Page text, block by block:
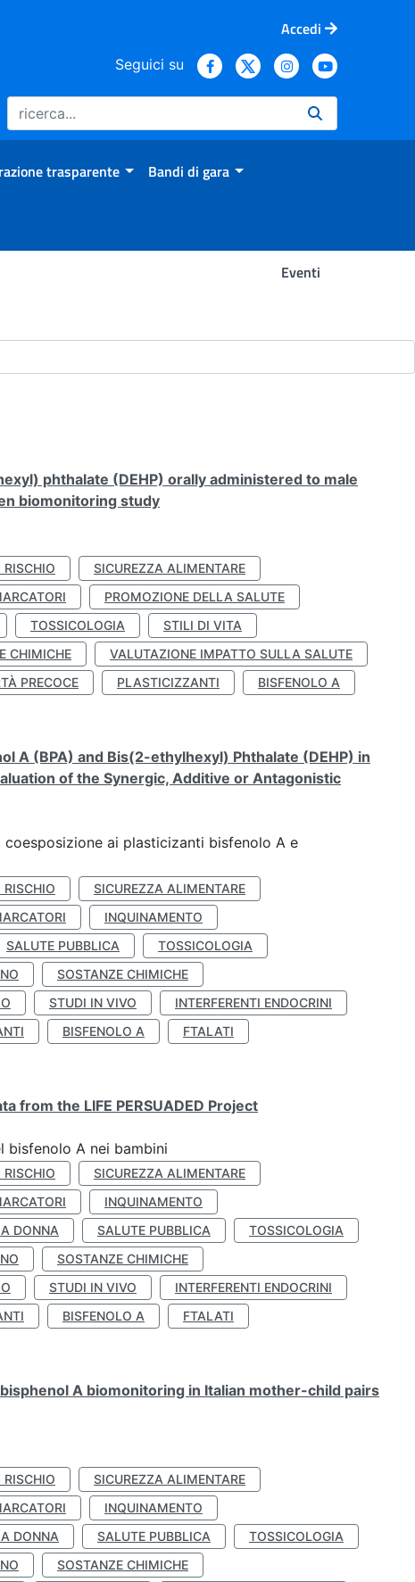
Accedi
Seguici su
trasparente Bandi di gara
Eventi
phthalate (DEHP) orally administered to male
biomonitoring study
RISCHIO
SICUREZZA ALIMENTARE
PROMOZIONE DELLA SALUTE
TOSSICOLOGIA
STILI DI VITA
CHIMICHE
VALUTAZIONE IMPATTO SULLA SALUTE
PRECOCE PLASTICIZZANTI
BISFENOLO A
A (BPA) and Bis(2-ethylhexyl) Phthalate (DEHP) in
of the Synergic, Additive or Antagonistic
ai plasticizanti bisfenolo A e
RISCHIO
SICUREZZA ALIMENTARE
INQUINAMENTO
SALUTE PUBBLICA
TOSSICOLOGIA
SOSTANZE CHIMICHE
STUDI IN VIVO
INTERFERENTI ENDOCRINI
BISFENOLO A
FTALATI
from the LIFE PERSUADED Project
bisfenolo A nei bambini
RISCHIO
SICUREZZA ALIMENTARE
INQUINAMENTO
DONNA SALUTE PUBBLICA
TOSSICOLOGIA
SOSTANZE CHIMICHE
STUDI IN VIVO
INTERFERENTI ENDOCRINI
BISFENOLO A
FTALATI
A biomonitoring in Italian mother-child pairs
RISCHIO
SICUREZZA ALIMENTARE
INQUINAMENTO
DONNA SALUTE PUBBLICA
TOSSICOLOGIA
SOSTANZE CHIMICHE